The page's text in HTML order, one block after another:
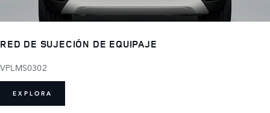
RED DE SUJECIÓN DE EQUIPAJE
VPLMS0302
EXPLORA